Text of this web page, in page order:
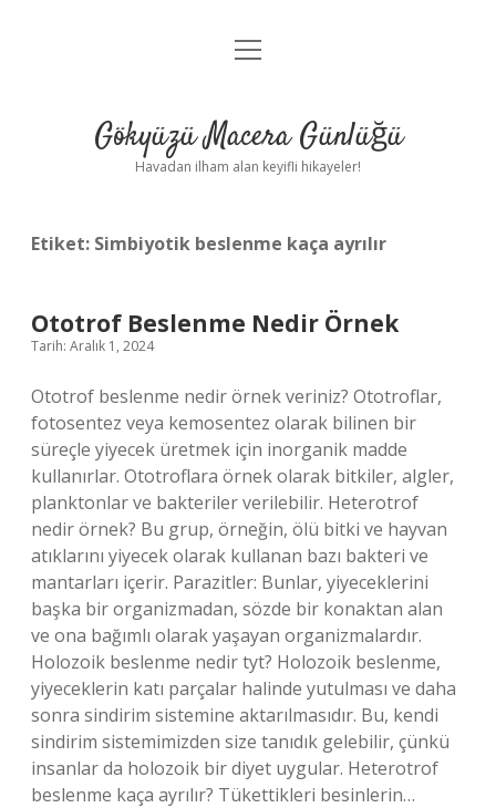
Anasayfa
Yasal Uyarı
menüyü
Gökyüzü Macera Günlüğü
Havadan ilham alan keyifli hikayeler!
Etiket: Simbiyotik beslenme kaça ayrılır
Ototrof Beslenme Nedir Örnek
Tarih: Aralık 1, 2024
Ototrof beslenme nedir örnek veriniz? Ototroflar,
fotosentez veya kemosentez olarak bilinen bir
süreçle yiyecek üretmek için inorganik madde
kullanırlar. Ototroflara örnek olarak bitkiler, algler,
planktonlar ve bakteriler verilebilir. Heterotrof
nedir örnek? Bu grup, örneğin, ölü bitki ve hayvan
atıklarını yiyecek olarak kullanan bazı bakteri ve
mantarları içerir. Parazitler: Bunlar, yiyeceklerini
başka bir organizmadan, sözde bir konaktan alan
ve ona bağımlı olarak yaşayan organizmalardır.
Holozoik beslenme nedir tyt? Holozoik beslenme,
yiyeceklerin katı parçalar halinde yutulması ve daha
sonra sindirim sistemine aktarılmasıdır. Bu, kendi
sindirim sistemimizden size tanıdık gelebilir, çünkü
insanlar da holozoik bir diyet uygular. Heterotrof
beslenme kaça ayrılır? Tükettikleri besinlerin…